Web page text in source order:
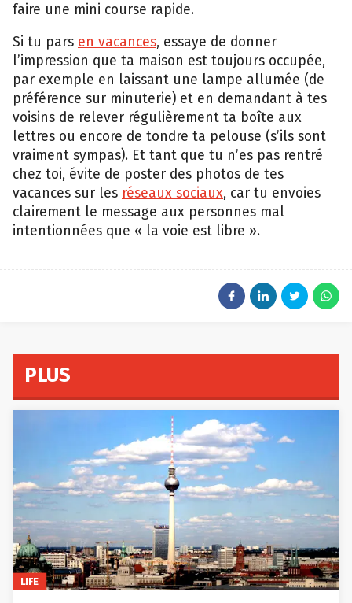
faire une mini course rapide.
Si tu pars en vacances, essaye de donner
l’impression que ta maison est toujours occupée,
par exemple en laissant une lampe allumée (de
préférence sur minuterie) et en demandant à tes
voisins de relever régulièrement ta boîte aux
lettres ou encore de tondre ta pelouse (s’ils sont
vraiment sympas). Et tant que tu n’es pas rentré
chez toi, évite de poster des photos de tes
vacances sur les réseaux sociaux, car tu envoies
clairement le message aux personnes mal
intentionnées que « la voie est libre ».
PLUS
LIFE